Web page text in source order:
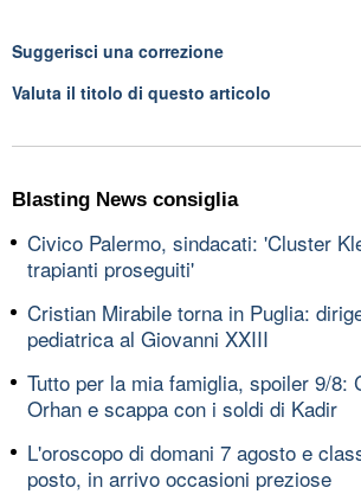
Suggerisci una correzione
Valuta il titolo di questo articolo
Blasting News consiglia
Civico Palermo, sindacati: 'Cluster
trapianti proseguiti'
Cristian Mirabile torna in Puglia:
pediatrica al Giovanni XXIII
Tutto per la mia famiglia, spoiler 9/8:
Orhan e scappa con i soldi di Kadir
L'oroscopo di domani 7 agosto e
posto, in arrivo occasioni preziose